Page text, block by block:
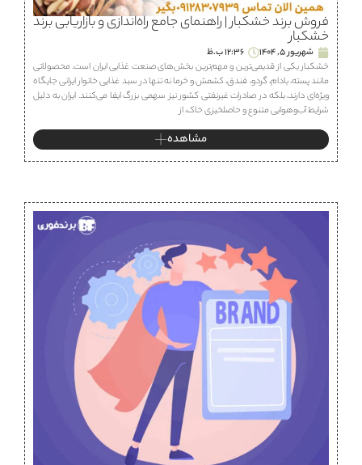
فروش برند خشکبار | راهنمای جامع راه‌اندازی و بازاریابی برند
خشکبار
شهریور 5, 1404
12:36 ب.ظ
خشکبار یکی از قدیمی‌ترین و مهم‌ترین بخش‌های صنعت غذایی ایران است. محصولاتی
مانند پسته، بادام، گردو، فندق، کشمش و خرما نه تنها در سبد غذایی خانوار ایرانی جایگاه
ویژه‌ای دارند، بلکه در صادرات غیرنفتی کشور نیز سهمی بزرگ ایفا می‌کنند. ایران به دلیل
شرایط آب‌وهوایی متنوع و حاصلخیزی خاک، از
مشاهده